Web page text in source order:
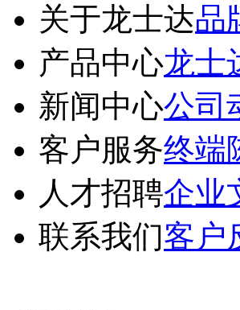
关于龙士达品
产品中心龙士
新闻中心公司
客户服务终端
人才招聘企业
联系我们客户